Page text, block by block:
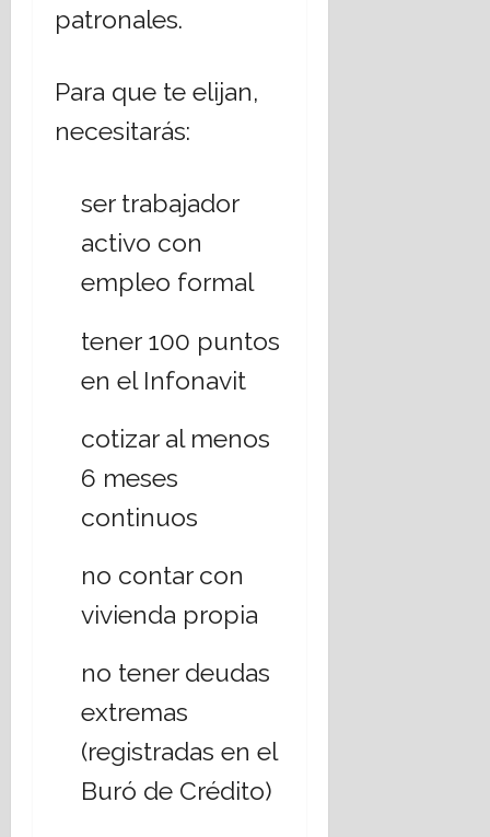
patronales.
Para que te elijan,
necesitarás:
ser trabajador
activo con
empleo formal
tener 100 puntos
en el Infonavit
cotizar al menos
6 meses
continuos
no contar con
vivienda propia
no tener deudas
extremas
(registradas en el
Buró de Crédito)